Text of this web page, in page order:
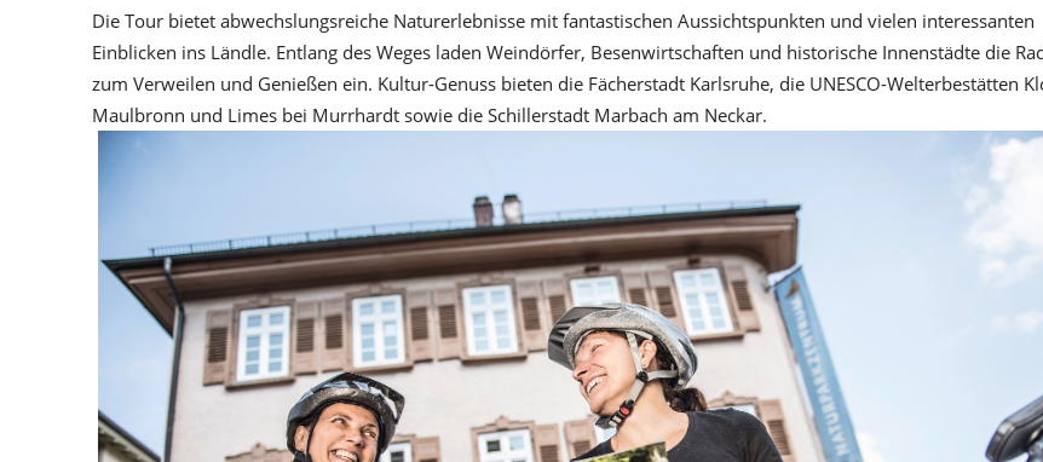
Die Tour bietet abwechslungsreiche Naturerlebnisse mit fantastischen Aussichtspunkten und vielen interessanten
Einblicken ins Ländle. Entlang des Weges laden Weindörfer, Besenwirtschaften und historische Innenstädte die
zum Verweilen und Genießen ein. Kultur-Genuss bieten die Fächerstadt Karlsruhe, die UNESCO-Welterbestätten
Maulbronn und Limes bei Murrhardt sowie die Schillerstadt Marbach am Neckar.